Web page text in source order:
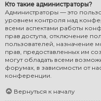
Кто такие администраторы?
Администраторы — это
уровнем контроля над
всеми аспектами работы
прав доступа, отключение
пользователей, назначение
прав, предоставленных им
могут обладать всеми
форумах, в зависимости от
конференции.
Вернуться к началу